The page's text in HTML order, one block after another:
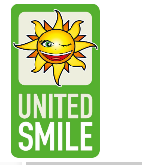
0
Nulla ullamcorper risus
door| Painting,Uncategorized